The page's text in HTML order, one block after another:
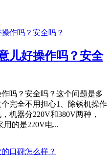
儿好操作吗？安全
吗？安全吗？这个问题是多
完全不用担心1、除锈机操作
机器分220V和380V两种，
用的是220V电...